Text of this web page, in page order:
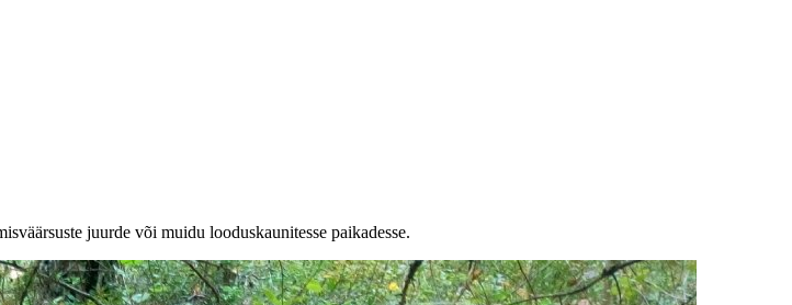
juurde või muidu looduskaunitesse paikadesse.